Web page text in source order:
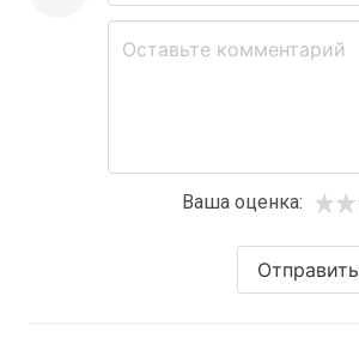
Ваша оценка:
Отправить